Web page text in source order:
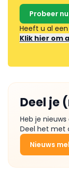
Probeer nu
Heeft u al
Klik hier om
Deel je
Heb je
Deel het met
Nieuws